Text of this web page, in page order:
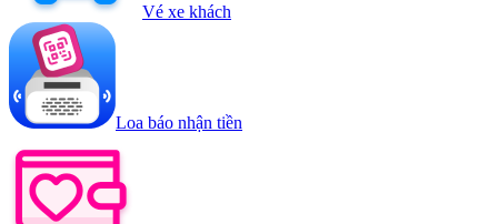
Vé xe khách
Loa báo nhận tiền